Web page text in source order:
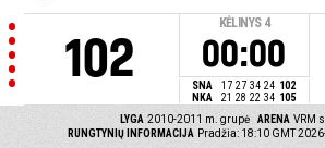
102
KĖLINYS 4
00:00
SNA 17 27 34 24 102
NKA
21 28 22 34 105
LYGA 2010-2011 m. grupė ARENA VRM
RUNGTYNIŲ INFORMACIJA Pradžia: 18:10 GMT